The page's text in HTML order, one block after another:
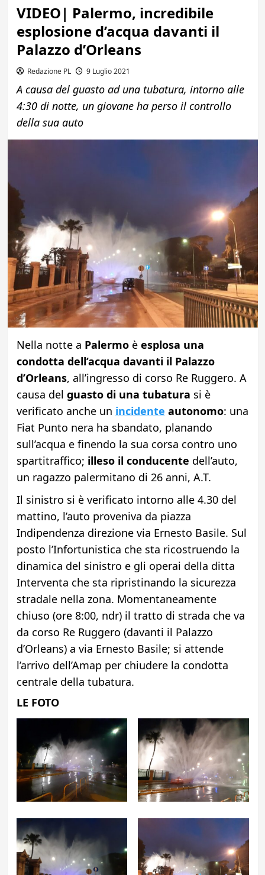
VIDEO| Palermo, incredibile
esplosione d’acqua davanti il
Palazzo d’Orleans
Redazione PL 9 Luglio 2021
A causa del guasto ad una tubatura, intorno alle
4:30 di notte, un giovane ha perso il controllo
della sua auto
Nella notte a Palermoè esplosa una
condotta dell’acqua davanti il Palazzo
d’Orleans, all’ingresso di corso Re Ruggero. A
causa del guasto di una tubatura si è
verificato anche un incidente autonomo: una
Fiat Punto nera ha sbandato, planando
sull’acqua e finendo la sua corsa contro uno
spartitraffico; illeso il conducente dell’auto,
un ragazzo palermitano di 26 anni, A.T.
Il sinistro si è verificato intorno alle 4.30 del
mattino, l’auto proveniva da piazza
Indipendenza direzione via Ernesto Basile. Sul
posto l’Infortunistica che sta ricostruendo la
dinamica del sinistro e gli operai della ditta
Interventa che sta ripristinando la sicurezza
stradale nella zona. Momentaneamente
chiuso (ore 8:00, ndr) il tratto di strada che va
da corso Re Ruggero (davanti il Palazzo
d’Orleans) a via Ernesto Basile; si attende
l’arrivo dell’Amap per chiudere la condotta
centrale della tubatura.
LE FOTO